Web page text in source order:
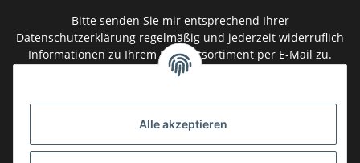
Alle akzeptieren
Bitte senden Sie mir entsprechend Ihrer
Datenschutzerklärung regelmäßig und jederzeit widerruflich
Informationen zu Ihrem Produktsortiment per E-Mail zu.
Gesetzliche Informationen